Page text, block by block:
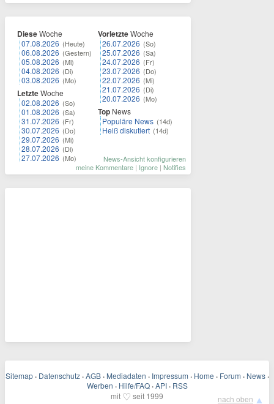
DieseWoche
07.08.2026 (Heute)
06.08.2026 (Gestern)
05.08.2026 (Mi)
04.08.2026 (Di)
03.08.2026 (Mo)
LetzteWoche
02.08.2026 (So)
01.08.2026 (Sa)
31.07.2026 (Fr)
30.07.2026 (Do)
29.07.2026 (Mi)
28.07.2026 (Di)
27.07.2026 (Mo)
VorletzteWoche
26.07.2026 (So)
25.07.2026 (Sa)
24.07.2026 (Fr)
23.07.2026 (Do)
22.07.2026 (Mi)
21.07.2026 (Di)
20.07.2026 (Mo)
Top News
Populäre News (14d)
Heiß diskutiert (14d)
News-Ansicht konfigurieren
meine Kommentare | Ignore | Notifies
Sitemap · Datenschutz · AGB · Mediadaten · Impressum · Home · Forum · News ·
Werben · Hilfe/FAQ · API · RSS
mit ♡ seit 1999 nach oben ▲